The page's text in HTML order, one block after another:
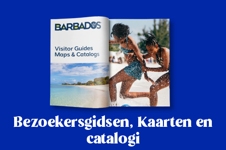
Bezoekersgidsen, Kaarten en
catalogi